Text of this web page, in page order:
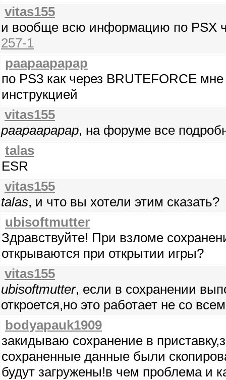
vitas155
и вообще всю информацию по PSX
257-1
paapaapapap
по PS3 как через BRUTEFORCE
инструкцией
vitas155
paapaapapap, на форуме все
talas
ESR
vitas155
talas, и что вы хотели этим сказать?
ubisoftmutter
Здравствуйте! При взломе
открываются при открытии игры?
vitas155
ubisoftmutter, если в сохранении
откроется,но это работает не со
bodyapauk1909
закидываю сохранение в
сохраненные данные были
будут загружены!в чем проблема и